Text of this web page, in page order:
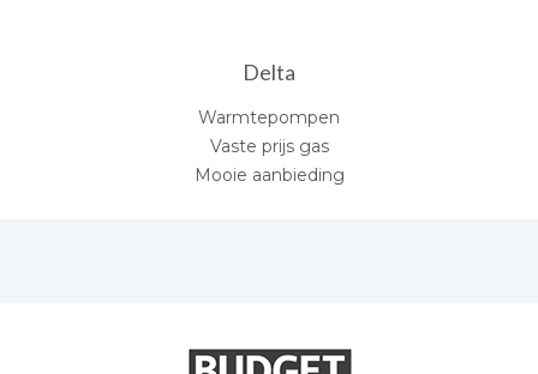
Delta
Warmtepompen
Vaste prijs gas
Mooie aanbieding